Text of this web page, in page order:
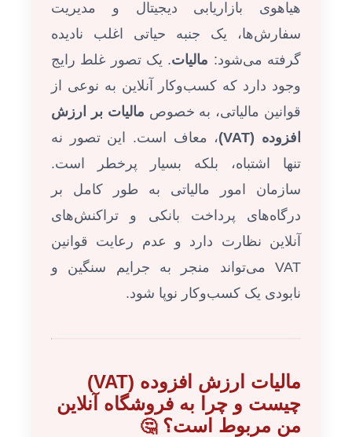
هیاهوی بازاریابی دیجیتال و مدیریت
سفارش‌ها، یک جنبه حیاتی اغلب نادیده
گرفته می‌شود: مالیات. یک تصور غلط رایج
وجود دارد که کسب‌وکار آنلاین به نوعی از
قوانین مالیاتی، به خصوص مالیات بر ارزش
افزوده (VAT)
، معاف است. این تصور نه
تنها اشتباه، بلکه بسیار پرخطر است.
سازمان امور مالیاتی به طور کامل بر
درگاه‌های پرداخت بانکی و تراکنش‌های
آنلاین نظارت دارد و عدم رعایت قوانین
VAT می‌تواند منجر به جرایم سنگین و
نابودی یک کسب‌وکار نوپا شود.
مالیات ارزش افزوده (VAT)
چیست و چرا به فروشگاه آنلاین
من مربوط است؟🤔